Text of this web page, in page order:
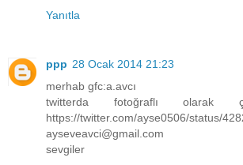
Yanıtla
ppp 28 Ocak 2014 21:23
merhab gfc:a.avcı
twitterda fotoğraflı olarak
https://twitter.com/ayse0506/status/
ayseveavci@gmail.com
sevgiler